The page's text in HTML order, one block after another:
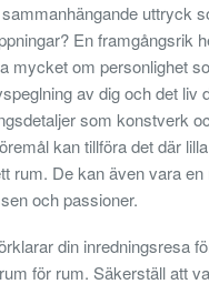
uttryck
En framgångsrik
mycket om personlighet
av dig och det liv
som konstverk
kan tillföra det där
rum. De kan även vara
och passioner.
din inredningsresa
för rum. Säkerställ att